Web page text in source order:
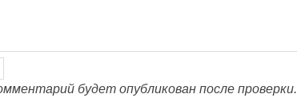
будет опубликован после проверки.